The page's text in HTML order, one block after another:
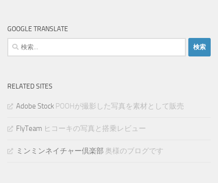
GOOGLE TRANSLATE
検
索:
RELATED SITES
Adobe Stock POOHが撮影した写真を素材として販売
FlyTeam ヒコーキの写真と搭乗レビュー
ミンミンネイチャー倶楽部 奥様のブログです